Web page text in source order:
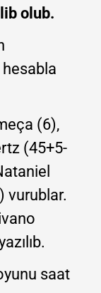
olub.
(6),
(45+5-
vurublar.
saat